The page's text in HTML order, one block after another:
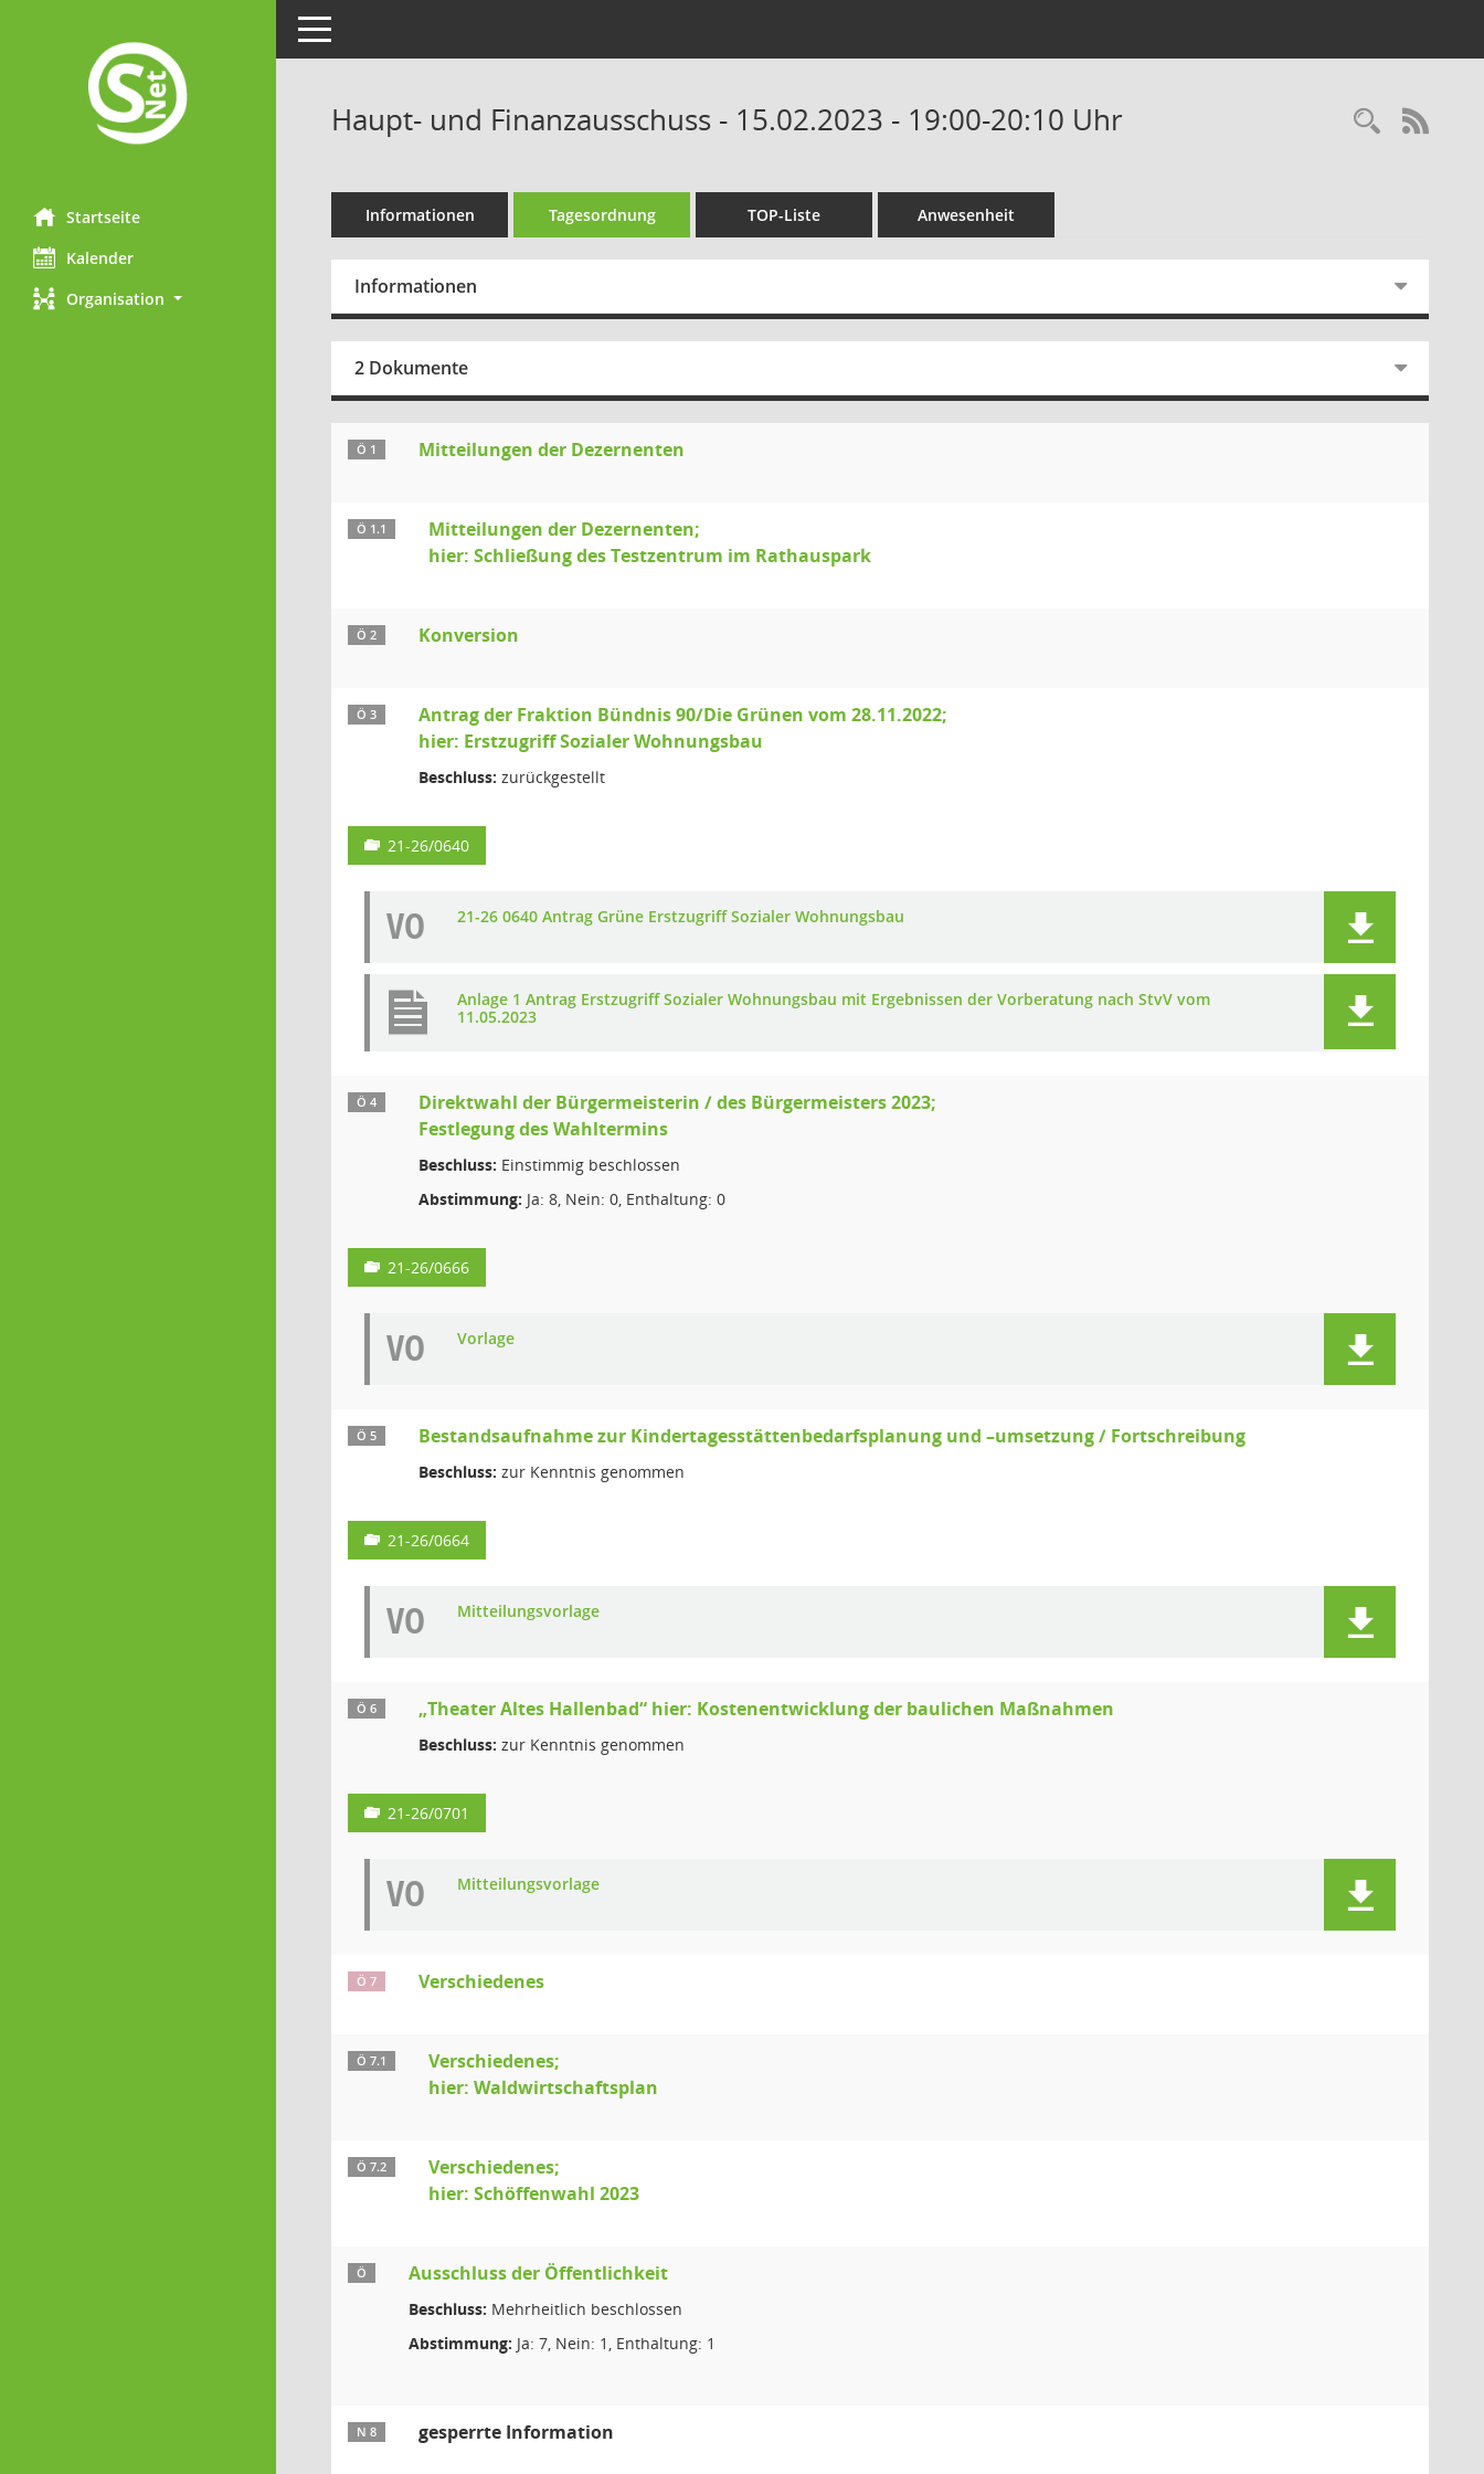
Startseite
Kalender
Organisation
Toggle navigation
Haupt- und Finanzausschuss - 15.02.2023 - 19:00-20:10 Uhr
Informationen Tagesordnung TOP-Liste Anwesenheit
Informationen
2 Dokumente
Ö 1 Mitteilungen der Dezernenten
Ö 1.1
Mitteilungen der Dezernenten;
hier: Schließung des Testzentrum im Rathauspark
Ö 2 Konversion
Ö 3
Antrag der Fraktion Bündnis 90/Die Grünen vom 28.11.2022;
hier: Erstzugriff Sozialer Wohnungsbau
Beschluss: zurückgestellt
21-26/0640
VO 21-26 0640 Antrag Grüne Erstzugriff Sozialer Wohnungsbau
Anlage 1 Antrag Erstzugriff Sozialer Wohnungsbau mit Ergebnissen der Vorberatung nach StvV vom
11.05.2023
Ö 4
Direktwahl der Bürgermeisterin / des Bürgermeisters 2023;
Festlegung des Wahltermins
Beschluss: Einstimmig beschlossen
Abstimmung: Ja: 8, Nein: 0, Enthaltung: 0
21-26/0666
VO Vorlage
Ö 5 Bestandsaufnahme zur Kindertagesstättenbedarfsplanung und –umsetzung / Fortschreibung
Beschluss: zur Kenntnis genommen
21-26/0664
VO Mitteilungsvorlage
Ö 6 „Theater Altes Hallenbad“ hier: Kostenentwicklung der baulichen Maßnahmen
Beschluss: zur Kenntnis genommen
21-26/0701
VO Mitteilungsvorlage
Ö 7 Verschiedenes
Ö 7.1
Verschiedenes;
hier: Waldwirtschaftsplan
Ö 7.2
Verschiedenes;
hier: Schöffenwahl 2023
Ö Ausschluss der Öffentlichkeit
Beschluss: Mehrheitlich beschlossen
Abstimmung: Ja: 7, Nein: 1, Enthaltung: 1
N 8 gesperrte Information